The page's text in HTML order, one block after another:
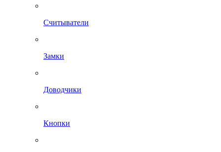
Считыватели
Замки
Доводчики
Кнопки